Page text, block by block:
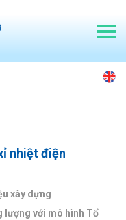
nhiệt điện
xây dựng
lượng với mô hình Tổ